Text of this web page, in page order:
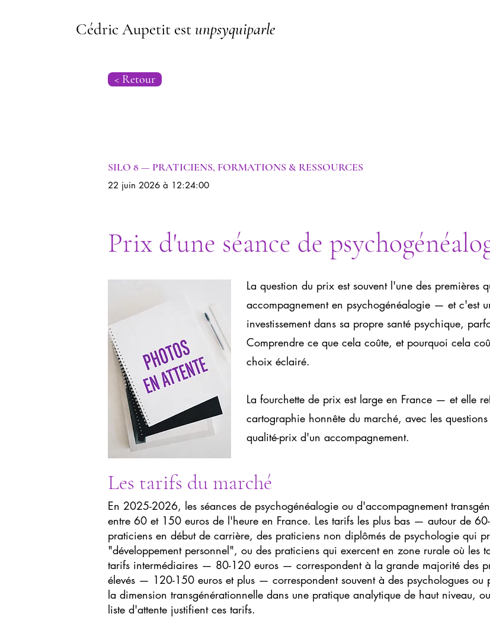
Cédric Aupetit estunpsyquiparle
< Retour
SILO 8 — PRATICIENS, FORMATIONS & RESSOURCES
22 juin 2026 à 12:24:00
Prix d'une séance de
La question du prix est souvent l'une des premières
accompagnement en psychogénéalogie — et c'est
investissement dans sa propre santé psychique,
Comprendre ce que cela coûte, et pourquoi cela
choix éclairé.
La fourchette de prix est large en France — et elle
cartographie honnête du marché, avec les
qualité-prix d'un accompagnement.
Les tarifs du marché
En 2025-2026, les séances de psychogénéalogie ou d'accompagnement
entre 60 et 150 euros de l'heure en France. Les tarifs les plus bas — autour de
praticiens en début de carrière, des praticiens non diplômés de psychologie qui
"développement personnel", ou des praticiens qui exercent en zone rurale où les
tarifs intermédiaires — 80-120 euros — correspondent à la grande majorité des
élevés — 120-150 euros et plus — correspondent souvent à des psychologues ou
la dimension transgénérationnelle dans une pratique analytique de haut niveau,
liste d'attente justifient ces tarifs.